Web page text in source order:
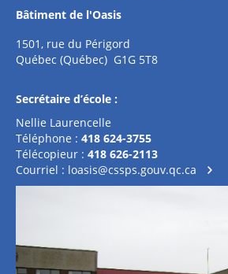
Bâtiment de l'Oasis
1501, rue du Périgord
Québec (Québec) G1G 5T8
Secrétaire d’école :
Nellie Laurencelle
Téléphone : 418 624-3755
Télécopieur : 418 626-2113
Courriel : loasis@cssps.gouv.qc.ca